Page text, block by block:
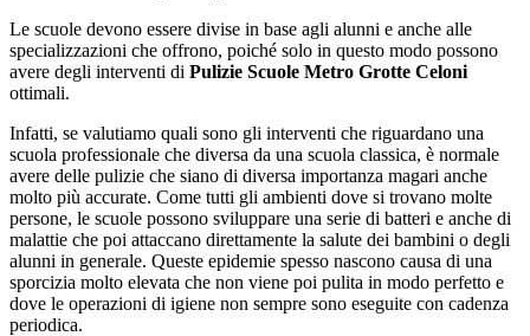
Le scuole devono essere divise in base agli alunni e anche alle
specializzazioni che offrono, poiché solo in questo modo possono
avere degli interventi di Pulizie Scuole Metro Grotte Celoni
ottimali.
Infatti, se valutiamo quali sono gli interventi che riguardano una
scuola professionale che diversa da una scuola classica, è normale
avere delle pulizie che siano di diversa importanza magari anche
molto più accurate. Come tutti gli ambienti dove si trovano molte
persone, le scuole possono sviluppare una serie di batteri e anche di
malattie che poi attaccano direttamente la salute dei bambini o degli
alunni in generale. Queste epidemie spesso nascono causa di una
sporcizia molto elevata che non viene poi pulita in modo perfetto e
dove le operazioni di igiene non sempre sono eseguite con cadenza
periodica.